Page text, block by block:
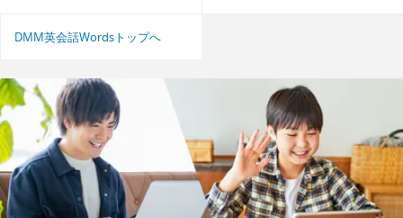
DMM英会話Wordsトップへ